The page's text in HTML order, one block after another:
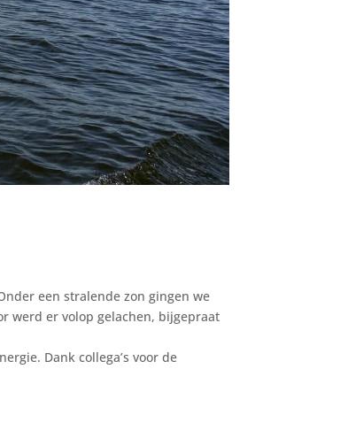
een stralende zon gingen we
werd er volop gelachen, bijgepraat
Dank collega’s voor de